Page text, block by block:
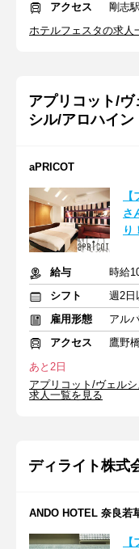
アクセス
剛志
ホテルフェスタの求人
アプリコット/
シル/アロハイン
aPRICOT
さ
り！
給与
シフト
雇用形態
アル
アクセス
鷹野
あと2日
アプリコット/ヴェル
求人一覧を見る
ディライト株式
ANDO HOTEL 奈良若